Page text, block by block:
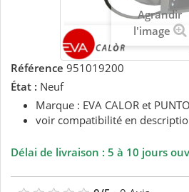
Agrandir
l'image
Référence 951019200
État : Neuf
Marque : EVA CALOR et
voir compatibilité en
Délai de livraison : 5 à 10 jours